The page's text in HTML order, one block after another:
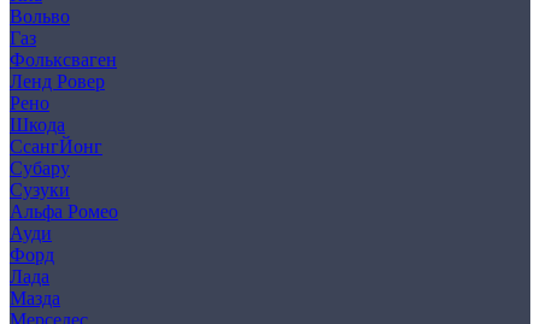
Вольво
Газ
Фольксваген
Ленд Ровер
Рено
Шкода
СсангЙонг
Субару
Сузуки
Альфа Ромео
Ауди
Форд
Лада
Мазда